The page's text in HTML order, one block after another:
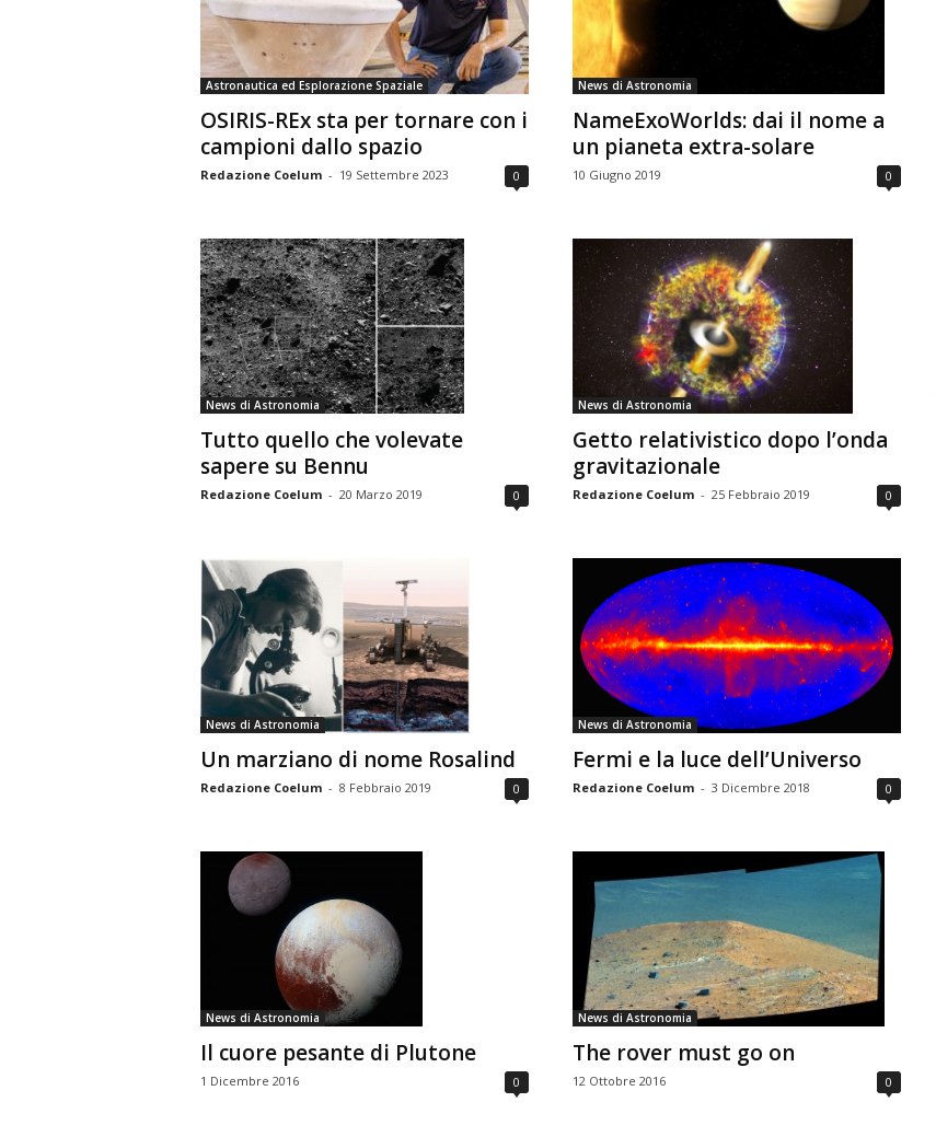
n
o
m
i
a
Astronautica ed Esplorazione Spaziale
OSIRIS-REx sta per tornare con i
campioni dallo spazio
Redazione Coelum - 19 Settembre 2023 0
News di Astronomia
NameExoWorlds: dai il nome a
un pianeta extra-solare
10 Giugno 2019 0
News di Astronomia
Tutto quello che volevate
sapere su Bennu
Redazione Coelum - 20 Marzo 2019 0
News di Astronomia
Getto relativistico dopo l’onda
gravitazionale
Redazione Coelum - 25 Febbraio 2019 0
News di Astronomia
Un marziano di nome Rosalind
Redazione Coelum - 8 Febbraio 2019 0
News di Astronomia
Fermi e la luce dell’Universo
Redazione Coelum - 3 Dicembre 2018 0
News di Astronomia
Il cuore pesante di Plutone
1 Dicembre 2016 0
News di Astronomia
The rover must go on
12 Ottobre 2016 0